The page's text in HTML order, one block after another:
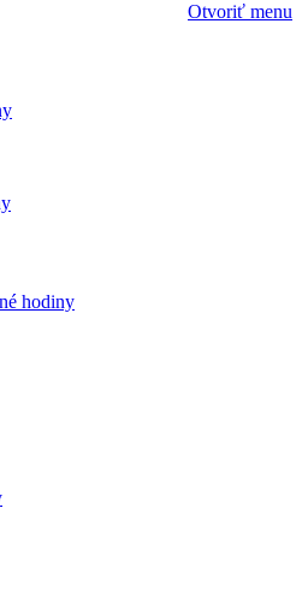
Otvoriť menu
hodiny